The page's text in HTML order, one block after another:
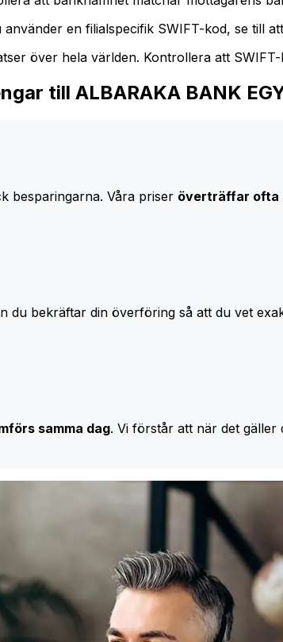
använder en filialspecifik SWIFT-kod, se till
över hela världen. Kontrollera att
till ALBARAKA BANK
besparingarna. Våra priser överträffar ofta
du bekräftar din överföring så att du vet
samma dag. Vi förstår att när det gäller